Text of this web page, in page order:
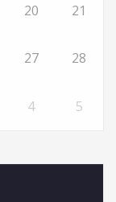
20 21
27 28
4 5